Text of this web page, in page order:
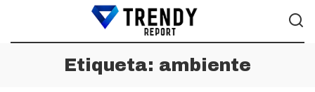
Etiqueta: ambiente